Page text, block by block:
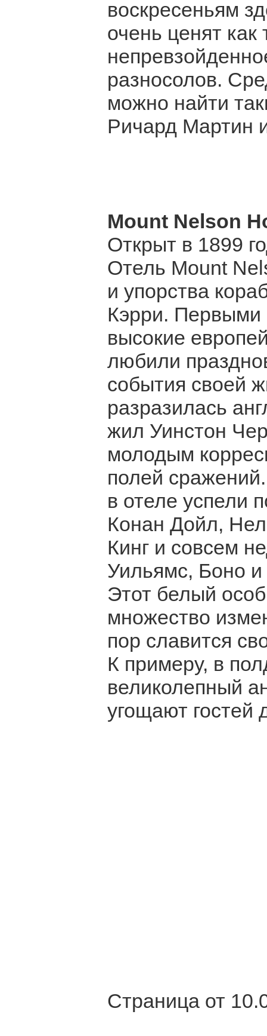
воскресеньям
очень ценят
разносолов.
можно найти
Ричард Мартин
Mount Nelson
Открыт в 1899
Отель Mount
и упорства
Кэрри. Первыми
высокие
любили
события своей
разразилась
жил Уинстон
молодым
полей
в отеле успели
Конан Дойл,
Кинг и совсем
Уильямс, Боно
Этот белый
множество
пор славится
К примеру, в
великолепный
угощают гостей
Страница от